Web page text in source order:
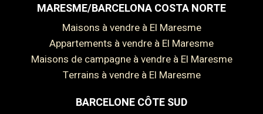
MARESME/BARCELONA COSTA NORTE
Maisons à vendre à El Maresme
Appartements à vendre à El Maresme
Maisons de campagne à vendre à El Maresme
Terrains à vendre à El Maresme
BARCELONE CÔTE SUD